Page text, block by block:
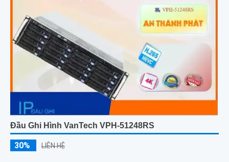
Đầu Ghi Hình VanTech VPH-51248RS
30% LIÊN HỆ